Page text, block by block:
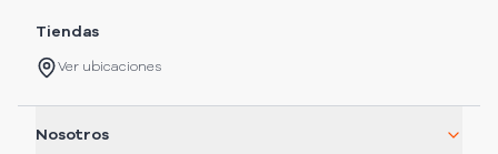
Tiendas
Ver ubicaciones
Nosotros